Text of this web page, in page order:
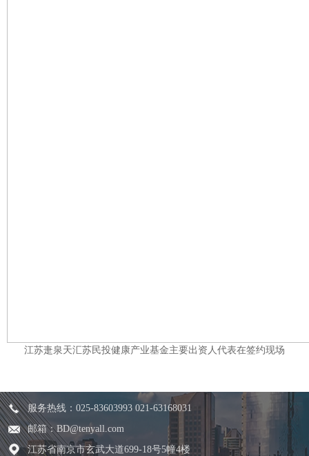
江苏疌泉天汇苏民投健康产业基金主要出资人代表在签约现场
服务热线：025-83603993 021-63168031
邮箱：BD@tenyall.com
江苏省南京市玄武大道699-18号5幢4楼